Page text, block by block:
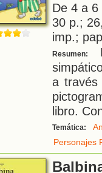
De 4 a
30 p.;
imp.;
Resumen:
a través
libro.
Temática:
Personajes